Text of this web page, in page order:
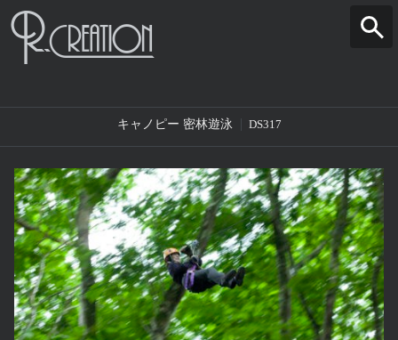
キャノピー 密林遊泳 DS317